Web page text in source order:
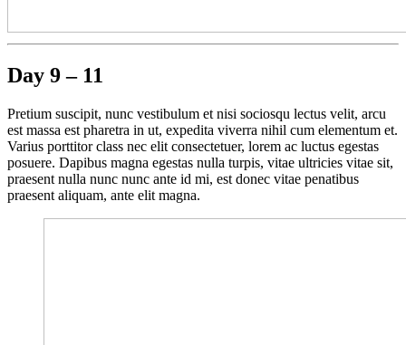
Day 9 – 11
Pretium suscipit, nunc vestibulum et nisi sociosqu lectus velit, arcu
est massa est pharetra in ut, expedita viverra nihil cum elementum et.
Varius porttitor class nec elit consectetuer, lorem ac luctus egestas
posuere. Dapibus magna egestas nulla turpis, vitae ultricies vitae sit,
praesent nulla nunc nunc ante id mi, est donec vitae penatibus
praesent aliquam, ante elit magna.